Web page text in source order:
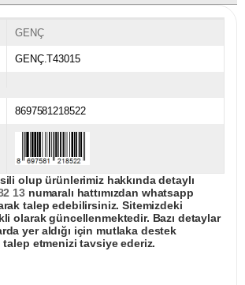
GENÇ
GENÇ.T43015
8697581218522
olup ürünlerimiz hakkında detaylı
13numaralı hattımızdan whatsapp
talep edebilirsiniz. Sitemizdeki
olarak güncellenmektedir. Bazı detaylar
yer aldığı için mutlaka destek
talep etmenizi tavsiye ederiz.